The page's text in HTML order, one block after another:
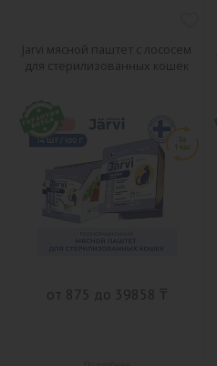
Jarvi мясной паштет с лососем
для стерилизованных кошек
от 875 до 39858 ₸